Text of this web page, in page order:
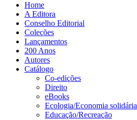
Home
A Editora
Conselho Editorial
Coleções
Lançamentos
200 Anos
Autores
Catálogo
Co-edições
Direito
eBooks
Ecologia/Economia solidária
Educação/Recreação